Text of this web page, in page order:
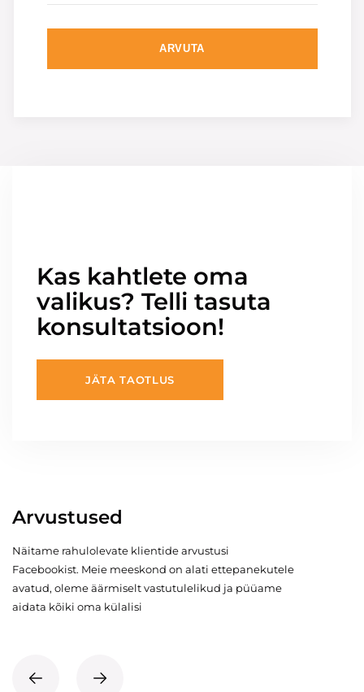
ARVUTA
Kas kahtlete oma
valikus? Telli tasuta
konsultatsioon!
JÄTA TAOTLUS
Arvustused
Näitame rahulolevate klientide arvustusi
Facebookist. Meie meeskond on alati ettepanekutele
avatud, oleme äärmiselt vastutulelikud ja püüame
aidata kõiki oma külalisi